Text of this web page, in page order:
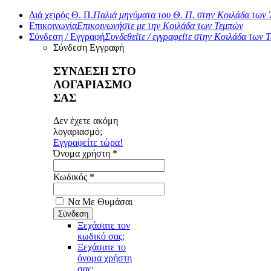
Διά χειρός Θ. Π.Παλιά μηνύματα του Θ. Π. στην Κοιλάδα των
ΕπικοινωνίαΕπικοινωνήστε με την Κοιλάδα των Τεμπών
Σύνδεση / ΕγγραφήΣυνδεθείτε / εγγραφείτε στην Κοιλάδα των
Σύνδεση Εγγραφή
ΣΥΝΔΕΣΗ ΣΤΟ
ΛΟΓΑΡΙΑΣΜΟ
ΣΑΣ
Δεν έχετε ακόμη
λογαριασμό;
Εγγραφείτε τώρα!
Όνομα χρήστη *
Κωδικός *
Να Με Θυμάσαι
Ξεχάσατε τον
κωδικό σας;
Ξεχάσατε το
όνομα χρήστη